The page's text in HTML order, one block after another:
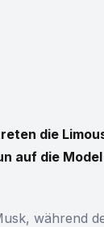
die
auf die
während